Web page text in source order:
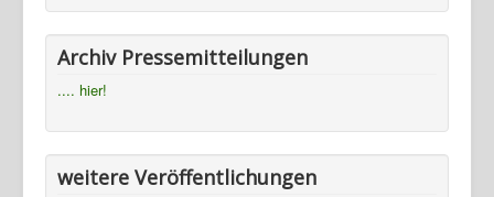
Fotos
Gasthaus
TBBWG
Ziegenhain
Archiv Pressemitteilungen
.... hier!
weitere Veröffentlichungen